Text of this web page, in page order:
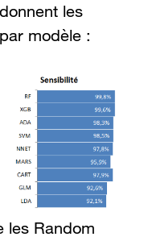
les
modèle :
les Random